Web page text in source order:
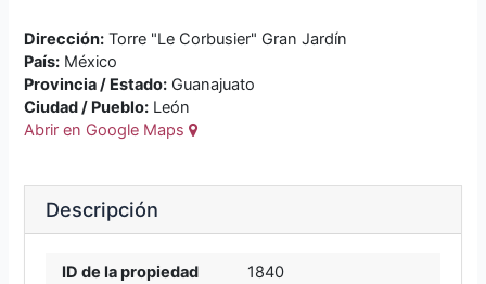
Dirección: Torre "Le Corbusier" Gran Jardín
País: México
Provincia / Estado: Guanajuato
Ciudad / Pueblo: León
Abrir en Google Maps
Descripción
ID de la propiedad 1840